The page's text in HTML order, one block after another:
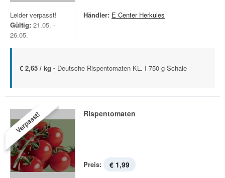
Leider verpasst!
Gültig: 21.05. -
26.05.
Händler: E Center Herkules
€ 2,65 / kg - Deutsche Rispentomaten KL. I 750 g Schale
Verpasst! Rispentomaten
Preis: € 1,99